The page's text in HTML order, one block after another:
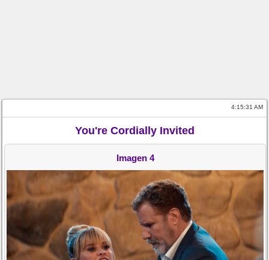
4:15:31 AM
You're Cordially Invited
Imagen 4